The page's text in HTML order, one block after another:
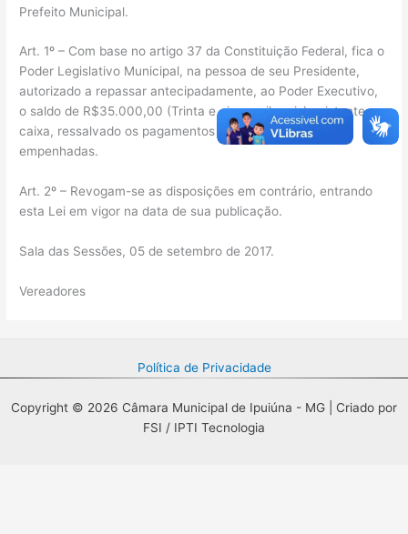
Prefeito Municipal.
Art. 1º – Com base no artigo 37 da Constituição Federal, fica o
Poder Legislativo Municipal, na pessoa de seu Presidente,
autorizado a repassar antecipadamente, ao Poder Executivo,
o saldo de R$35.000,00 (Trinta e cinco mil reais) existente em
caixa, ressalvado os pagamentos das despesas já
empenhadas.
Art. 2º – Revogam-se as disposições em contrário, entrando
esta Lei em vigor na data de sua publicação.
Sala das Sessões, 05 de setembro de 2017.
Vereadores
Política de Privacidade
Copyright © 2026 Câmara Municipal de Ipuiúna - MG | Criado por
FSI / IPTI Tecnologia